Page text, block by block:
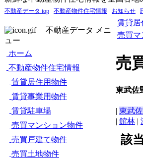
不動産データ top 不動産物件住宅情報 お知らせ
不動産データ メニ
ュー
ホーム
不動産物件住宅情報
賃貸居住用物件
賃貸事業用物件
賃貸駐車場
売買マンション物件
売買戸建て物件
売買土地物件
賃貸居
売買マ
売
東武佐
| 東武
| 館林 |
該